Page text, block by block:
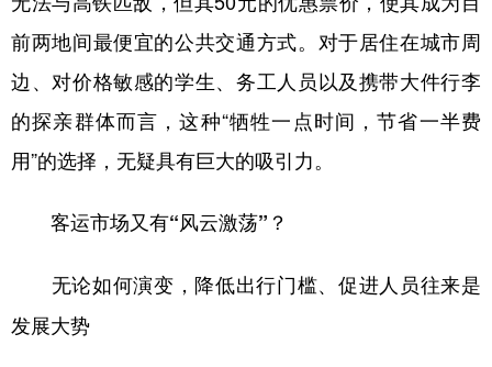
前两地间最便宜的公共交通方式。对于居住在城市周
边、对价格敏感的学生、务工人员以及携带大件行李
的探亲群体而言，这种“牺牲一点时间，节省一半费
用”的选择，无疑具有巨大的吸引力。
客运市场又有“风云激荡”？
无论如何演变，降低出行门槛、促进人员往来是
发展大势